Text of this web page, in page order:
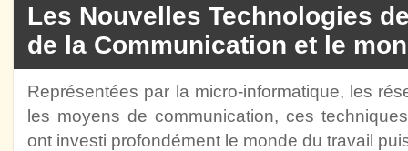
Les Nouvelles Technologies
de la Communication et le
Représentées par la micro-informatique, les
les moyens de communication, ces
ont investi profondément le monde du travail